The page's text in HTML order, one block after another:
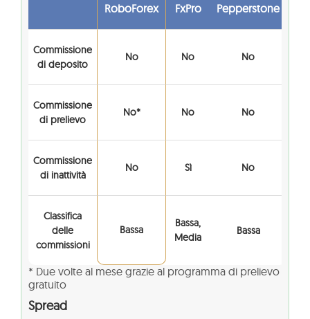
RoboForex
FxPro
Pepperstone
Commissione
di deposito
No No No
Commissione
di prelievo
No* No No
Commissione
di inattività
No Sì No
Classifica
delle
commissioni
Bassa
Bassa,
Media
Bassa
* Due volte al mese grazie al programma di prelievo
gratuito
Spread